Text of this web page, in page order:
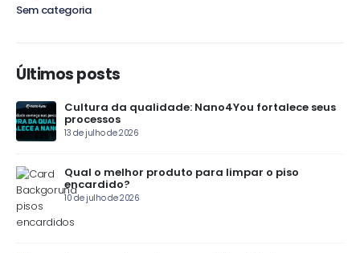
Sem categoria
Últimos posts
Cultura da qualidade: Nano4You fortalece seus
processos
13 de julho de 2026
Qual o melhor produto para limpar o piso
encardido?
10 de julho de 2026